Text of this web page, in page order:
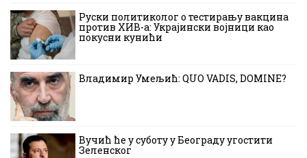
Руски политиколог о тестирању вакцина
против ХИВ-а: Украјински војници као
покусни кунићи
Владимир Умељић: QUO VADIS, DOMINE?
Вучић ће у суботу у Београду угостити
Зеленског